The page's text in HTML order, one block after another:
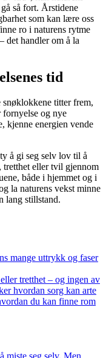
så fort. Årstidene
som kan lære oss
ro i naturens rytme
det handler om å la
tid
titter frem,
fornyelse og nye
kjenne energien vende
å gi seg selv lov til å
tretthet eller tvil gjennom
både i hjemmet og i
la naturens vekst minne
lang stillstand.
mange uttrykk og faser
tretthet – og ingen av
hvordan sorg kan arte
du kan finne rom
miste seg selv. Men